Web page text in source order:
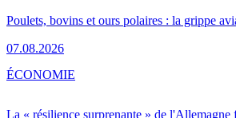
Poulets, bovins et ours polaires : la grippe
07.08.2026
La « résilience surprenante » de l'Allemagne
ÉCONOMIE